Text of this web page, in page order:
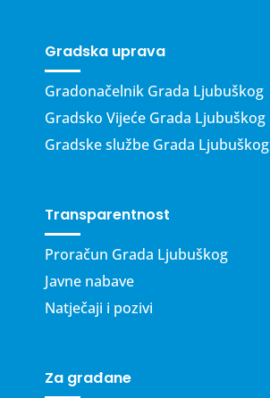
Gradska uprava
Gradonačelnik Grada Ljubuškog
Gradsko Vijeće Grada Ljubuškog
Gradske službe Grada Ljubuškog
Transparentnost
Proračun Grada Ljubuškog
Javne nabave
Natječaji i pozivi
Za građane